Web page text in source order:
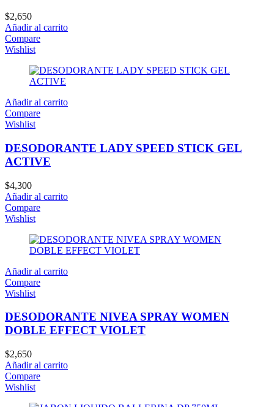
$2,650
Añadir al carrito
Compare
Wishlist
Añadir al carrito
Compare
Wishlist
DESODORANTE LADY SPEED STICK GEL
ACTIVE
$4,300
Añadir al carrito
Compare
Wishlist
Añadir al carrito
Compare
Wishlist
DESODORANTE NIVEA SPRAY WOMEN
DOBLE EFFECT VIOLET
$2,650
Añadir al carrito
Compare
Wishlist